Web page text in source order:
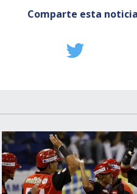
Comparte esta